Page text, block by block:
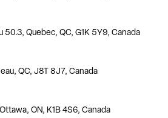
Quebec, QC, G1K 5Y9, Canada
QC, J8T 8J7, Canada
ON, K1B 4S6, Canada